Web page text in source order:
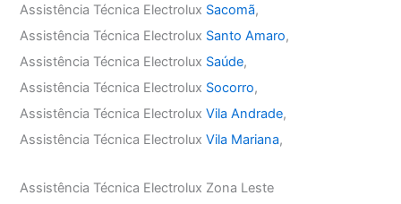
Assistência Técnica Electrolux Sacomã,
Assistência Técnica Electrolux Santo Amaro,
Assistência Técnica Electrolux Saúde,
Assistência Técnica Electrolux Socorro,
Assistência Técnica ElectroluxVila Andrade,
Assistência Técnica ElectroluxVila Mariana,
Assistência Técnica Electrolux Zona Leste